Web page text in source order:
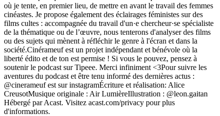
où je tente, en premier lieu, de mettre en avant le travail des femmes
cinéastes. Je propose également des éclairages féministes sur des
films cultes : accompagnée du travail d'un·e chercheur·se spécialiste
de la thématique ou de l’œuvre, nous tenterons d'analyser des films
ou des sujets qui mènent à réfléchir le genre à l'écran et dans la
société.Cinérameuf est un projet indépendant et bénévole où la
liberté édito et de ton est permise ! Si vous le pouvez, pensez à
soutenir le podcast sur Tipeee. Merci infiniment <3Pour suivre les
aventures du podcast et être tenu informé des dernières actus :
@cinerameuf est sur instagramÉcriture et réalisation: Alice
CreusotMusique originale : Air LumièreIllustration : @leon.gaitan
Hébergé par Acast. Visitez acast.com/privacy pour plus
d'informations.